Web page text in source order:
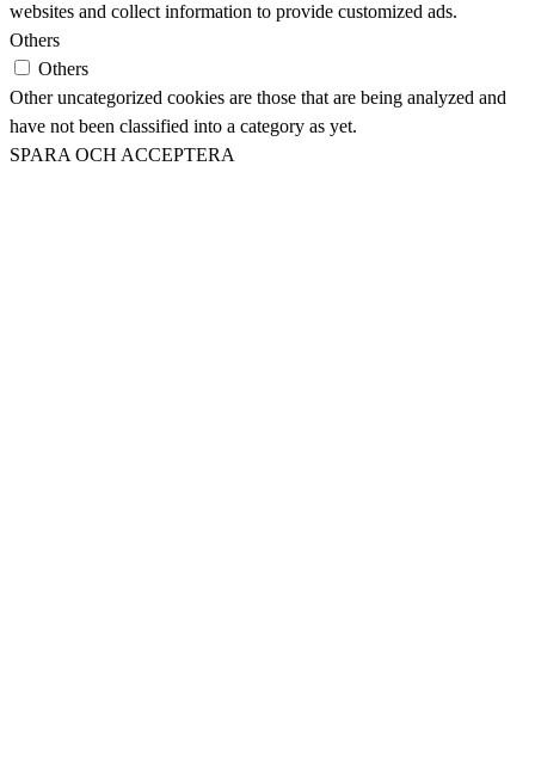
websites and collect information to provide customized ads.
Others
Others
Other uncategorized cookies are those that are being analyzed and
have not been classified into a category as yet.
SPARA OCH ACCEPTERA